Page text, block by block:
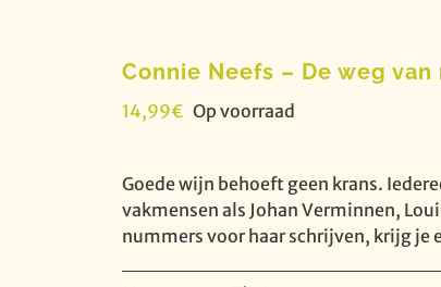
Connie Neefs – De weg
14,99€ Op voorraad
Goede wijn behoeft geen krans.
vakmensen als Johan Verminnen,
nummers voor haar schrijven, krijg je